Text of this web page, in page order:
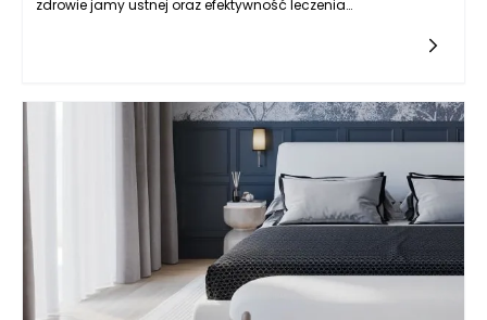
zdrowie jamy ustnej oraz efektywność leczenia
ortodoncja, wprowadza różnorodne produkty, które mają na
nowe wyzwania związane z utrzymaniem higieny tych
ortodontycznych produktów. Właściwe czyszczenie aparatów
ruchomych oraz nakładek ortodontycznych może
zapobiegać nieprzyjemnym zapachom, infekcjom oraz
różnym problemom zdrowotnym związanym z jamą ustną.